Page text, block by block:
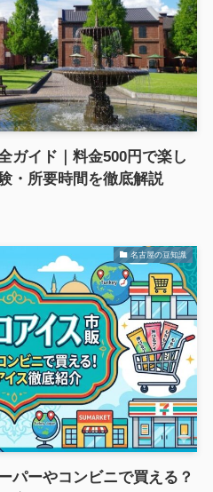
ガイド｜料金500円で楽し
・所要時間を徹底解説
名古屋の豆知識
パーやコンビニで買える？